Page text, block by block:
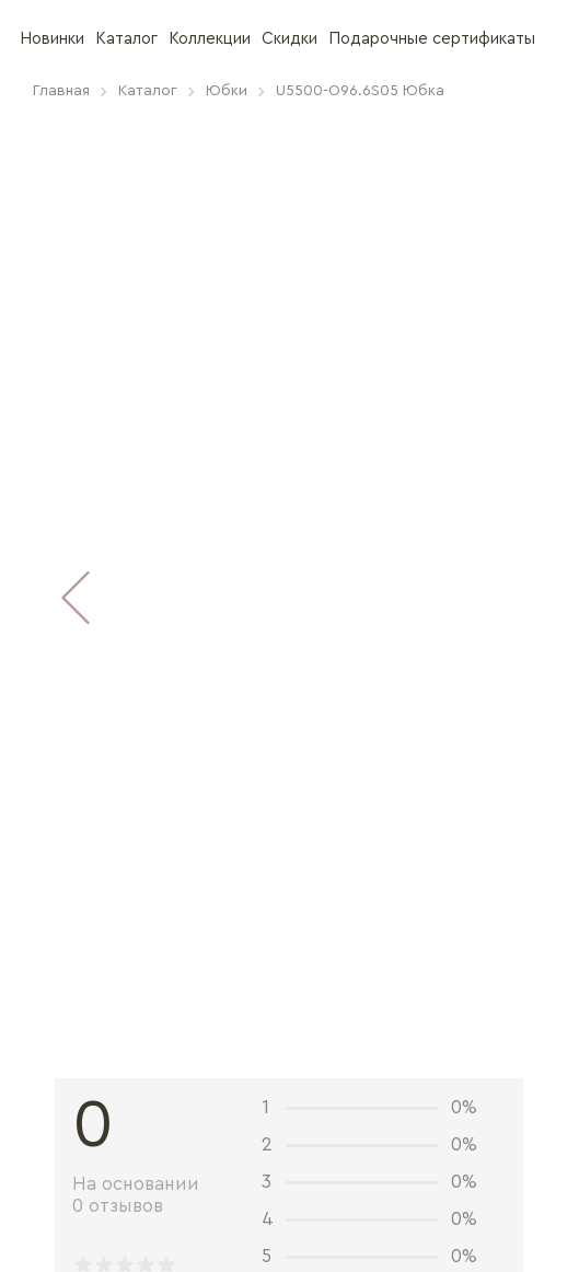
Новинки Каталог Коллекции Скидки Подарочные сертификаты
Главная Каталог Юбки U5500-O96.6S05 Юбка
0
На основании
0 отзывов
1
0%
2
0%
3
0%
4
0%
5
0%